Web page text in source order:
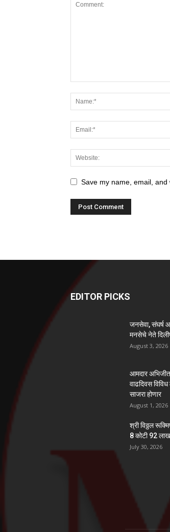
Save my name, email,
EDITOR PICKS
जनसेवा, संघर्ष
मनसेचे नेते
August 3, 2026
आमदार
वाढदिवस
साजरा होणार
August 1, 2026
श्री विठ्ठल
8 कोटी 92
July 30, 2026